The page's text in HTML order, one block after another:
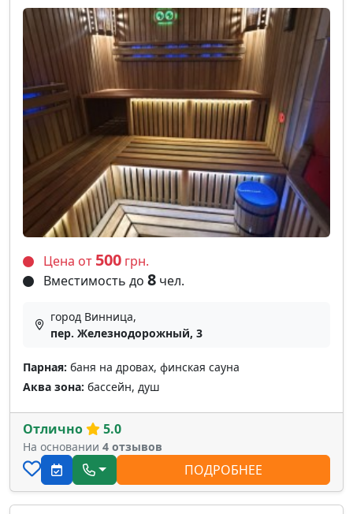
Цена от 500 грн.
Вместимость до 8 чел.
город Винница,
пер. Железнодорожный, 3
Парная: баня на дровах, финская сауна
Аква зона: бассейн, душ
Отлично 5.0
На основании 4 отзывов
ПОДРОБНЕЕ